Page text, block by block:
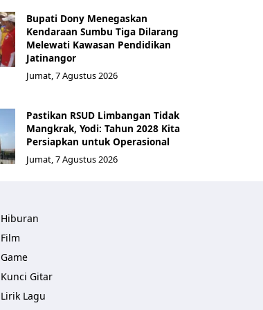
Bupati Dony Menegaskan
Kendaraan Sumbu Tiga Dilarang
Melewati Kawasan Pendidikan
Jatinangor
Jumat, 7 Agustus 2026
Pastikan RSUD Limbangan Tidak
Mangkrak, Yodi: Tahun 2028 Kita
Persiapkan untuk Operasional
Jumat, 7 Agustus 2026
Hiburan
Film
Game
Kunci Gitar
Lirik Lagu